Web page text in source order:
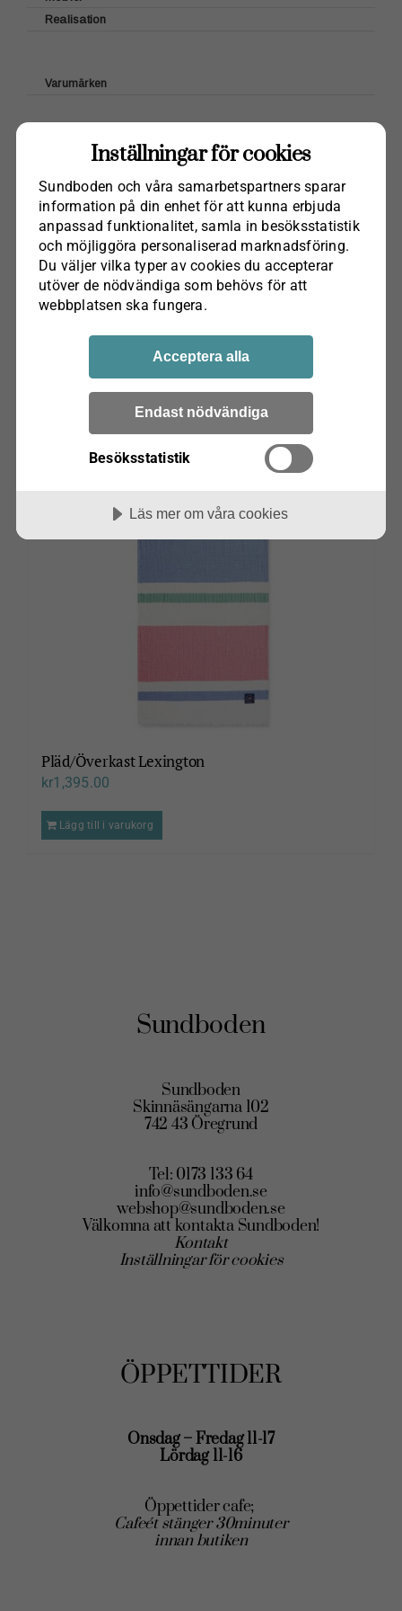
Pläd/Överkast Lexington
kr1,395.00
Lägg till i varukorg
Kryddor
Handdukar
Emalj
Glasunderlägg
Glasflöten
Inredning
Sjöfåglar
SundbodenDesign
Vykort
Bröderna Anderssons
Wigells
Realisation
Varumärken
Bruka Desgin
Laura Ashley Tableware
Lexington
Kerstin Landström
Klippan Yllefabrik
Maileg
Ester & Erik
Sundboden Design
Bröderna Anderssons
Grythyttan Stålmöbler
Wigells
Villkor & Frakt
Fraktfrittpå order över 1000kr, gäller i Sverige,
gäller ej möbler.
Sundboden
Sundboden
Skinnäsängarna 102
742 43 Öregrund
Tel: 0173 133 64
info@sundboden.se
webshop@sundboden.se
Välkomna att kontakta Sundboden!
Kontakt
Inställningar för cookies
ÖPPETTIDER
Onsdag – Fredag 11-17
Lördag 11-16
Öppettider cafe;
Cafeét stänger 30minuter
innan butiken
Inställningar för cookies
Sundboden och våra samarbets­partners sparar
information på din enhet för att kunna erbjuda
anpassad funktionalitet, samla in besöks­statistik
och möjliggöra personaliserad marknads­föring.
Du väljer vilka typer av cookies du accepterar
utöver de nödvändiga som behövs för att
webbplatsen ska fungera.
Acceptera alla
Endast nödvändiga
Besöksstatistik
Läs mer om våra cookies